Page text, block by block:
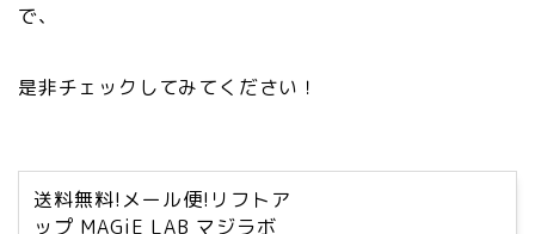
で、
是非チェックしてみてください！
送料無料!メール便!リフトア
ップ MAGiE LAB マジラボ